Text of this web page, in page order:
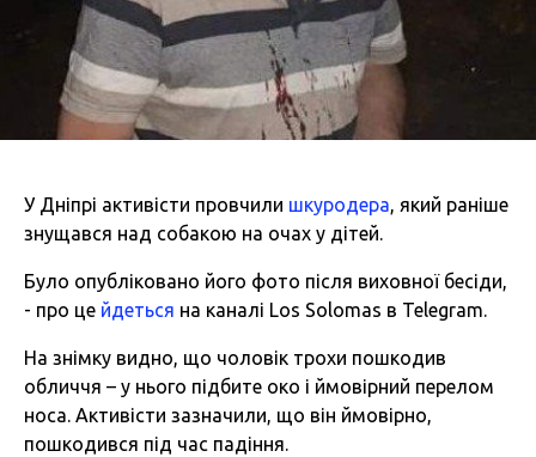
У Дніпрі активісти провчили шкуродера, який раніше
знущався над собакою на очах у дітей.
Було опубліковано його фото після виховної бесіди,
- про це йдеться на каналі Lоs Solomas в Telegram.
На знімку видно, що чоловік трохи пошкодив
обличчя – у нього підбите око і ймовірний перелом
носа. Активісти зазначили, що він ймовірно,
пошкодився під час падіння.